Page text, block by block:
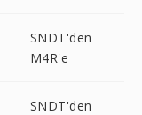
SNDT'den
M4R'e
SNDT'den